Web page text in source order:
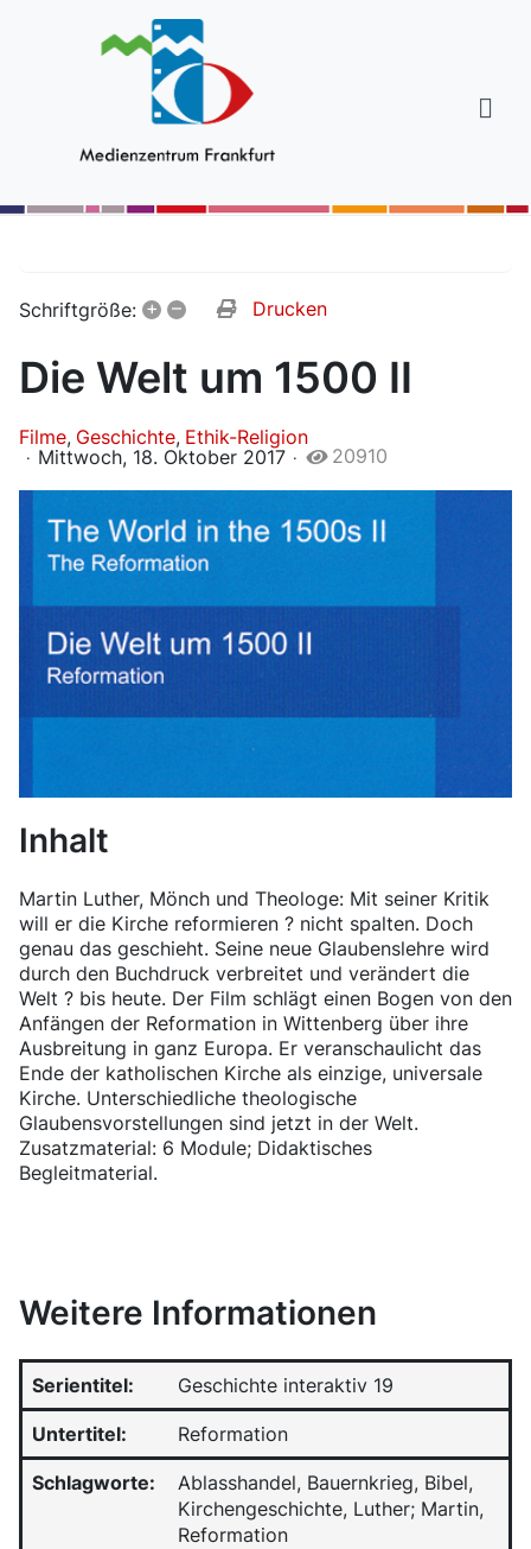
Schriftgröße: + – Drucken
Die Welt um 1500 II
Filme Geschichte Ethik-Religion
Mittwoch, 18. Oktober 2017
20910
Inhalt
Martin Luther, Mönch und Theologe: Mit seiner Kritik
will er die Kirche reformieren ? nicht spalten. Doch
genau das geschieht. Seine neue Glaubenslehre wird
durch den Buchdruck verbreitet und verändert die
Welt ? bis heute. Der Film schlägt einen Bogen von den
Anfängen der Reformation in Wittenberg über ihre
Ausbreitung in ganz Europa. Er veranschaulicht das
Ende der katholischen Kirche als einzige, universale
Kirche. Unterschiedliche theologische
Glaubensvorstellungen sind jetzt in der Welt.
Zusatzmaterial: 6 Module; Didaktisches
Begleitmaterial.
Weitere Informationen
Serientitel: Geschichte interaktiv 19
Untertitel: Reformation
Schlagworte:
Ablasshandel, Bauernkrieg, Bibel,
Kirchengeschichte, Luther; Martin,
Reformation